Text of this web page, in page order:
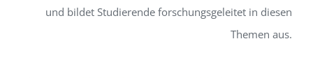
und bildet Studierende forschungsgeleitet in diesen
Themen aus.